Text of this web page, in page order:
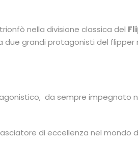
nella divisione classica del
due grandi protagonisti del flipper
da sempre impegnato
di eccellenza nel mondo